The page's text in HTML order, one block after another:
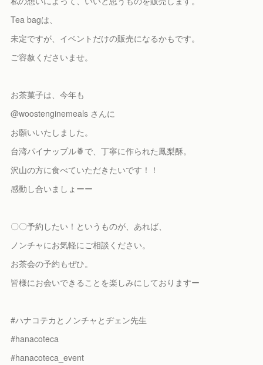
Tea bagは、
未定ですが、イベントだけの販売になるかもです。
ご容赦くださいませ。
お茶菓子は、今年も
@woostenginemeals さんに
お願いいたしました。
台湾パイナップル🍍で、丁寧に作られた鳳梨酥。
沢山の方に食べていただきたいです！！
感動し合いましょーー
〇〇予約したい！というものが、あれば、
ノンチャにお気軽にご相談ください。
お茶会の予約もぜひ。
皆様にお会いできることを楽しみにしておりますー
#ハナコテカとノンチャとヂェン先生
#hanacoteca
#hanacoteca_event